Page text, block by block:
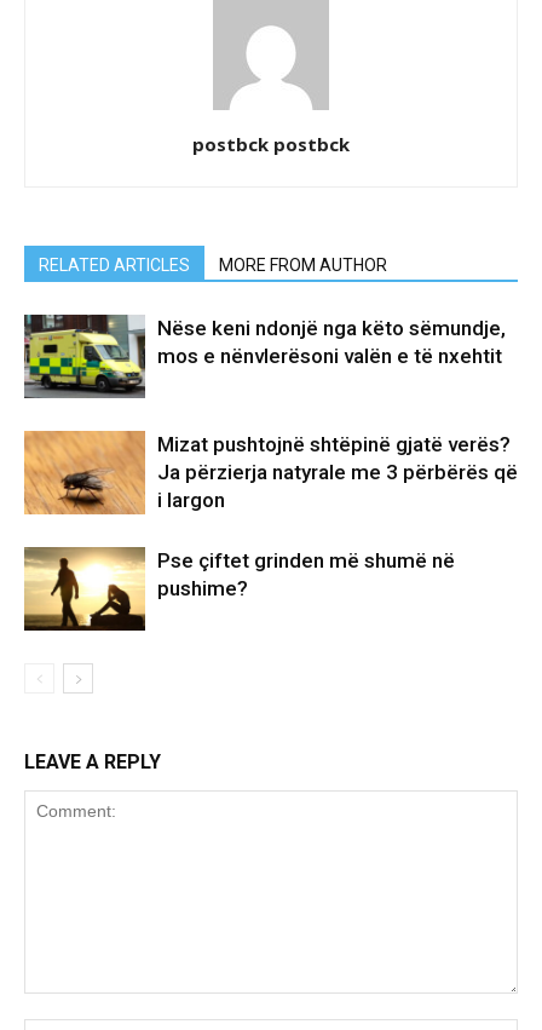
postbck postbck
RELATED ARTICLES MORE FROM AUTHOR
Nëse keni ndonjë nga këto sëmundje,
mos e nënvlerësoni valën e të nxehtit
Mizat pushtojnë shtëpinë gjatë verës?
Ja përzierja natyrale me 3 përbërës që
i largon
Pse çiftet grinden më shumë në
pushime?
LEAVE A REPLY